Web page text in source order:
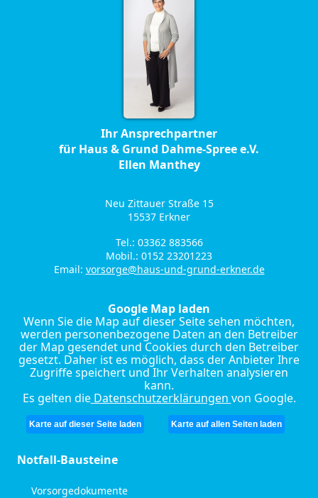
Ihr Ansprechpartner
für Haus & Grund Dahme-Spree e.V.
Ellen Manthey
Neu Zittauer Straße 15
15537 Erkner
Tel.: 03362 883566
Mobil.: 0152 23201223
Email: vorsorge@haus-und-grund-erkner.de
Google Map laden
Wenn Sie die Map auf dieser Seite sehen möchten,
werden personenbezogene Daten an den Betreiber
der Map gesendet und Cookies durch den Betreiber
gesetzt. Daher ist es möglich, dass der Anbieter Ihre
Zugriffe speichert und Ihr Verhalten analysieren
kann.
Es gelten dieDatenschutzerklärungen von Google.
Karte auf dieser Seite laden Karte auf allen Seiten laden
Notfall-Bausteine
Vorsorgedokumente